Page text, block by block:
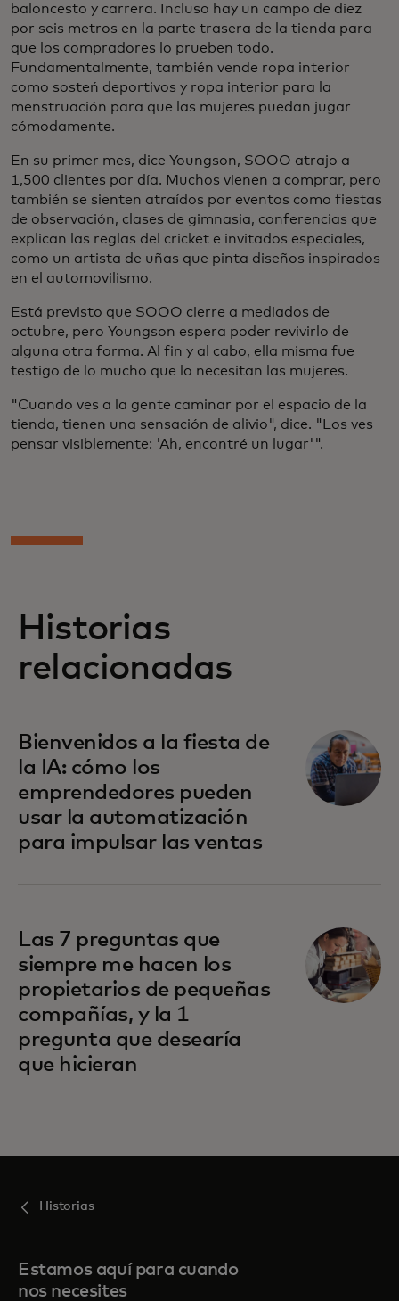
baloncesto y carrera. Incluso hay un campo de diez
por seis metros en la parte trasera de la tienda para
que los compradores lo prueben todo.
Fundamentalmente, también vende ropa interior
como sosteń deportivos y ropa interior para la
menstruación para que las mujeres puedan jugar
cómodamente.
En su primer mes, dice Youngson, SOOO atrajo a
1,500 clientes por día. Muchos vienen a comprar, pero
también se sienten atraídos por eventos como fiestas
de observación, clases de gimnasia, conferencias que
explican las reglas del cricket e invitados especiales,
como un artista de uñas que pinta diseños inspirados
en el automovilismo.
Está previsto que SOOO cierre a mediados de
octubre, pero Youngson espera poder revivirlo de
alguna otra forma. Al fin y al cabo, ella misma fue
testigo de lo mucho que lo necesitan las mujeres.
"Cuando ves a la gente caminar por el espacio de la
tienda, tienen una sensación de alivio", dice. "Los ves
pensar visiblemente: 'Ah, encontré un lugar'".
Historias
relacionadas
Bienvenidos a la fiesta de
la IA: cómo los
emprendedores pueden
usar la automatización
para impulsar las ventas
Las 7 preguntas que
siempre me hacen los
propietarios de pequeñas
compañías, y la 1
pregunta que desearía
que hicieran
Historias
Estamos aquí para cuando
nos necesites